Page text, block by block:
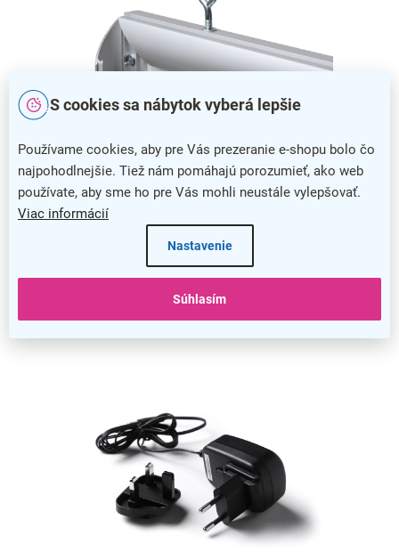
S cookies sa nábytok vyberá lepšie
Používame cookies, aby pre Vás prezeranie e-shopu bolo čo
najpohodlnejšie. Tiež nám pomáhajú porozumieť, ako web
používate, aby sme ho pre Vás mohli neustále vylepšovať.
Viac informácií
Nastavenie
Súhlasím
Jednoduchá výmena obsahu
iba sklopiť jednu zo strán rámu a váš obsah pohodlne vložiť
a zavesiť na skrutky s okami.